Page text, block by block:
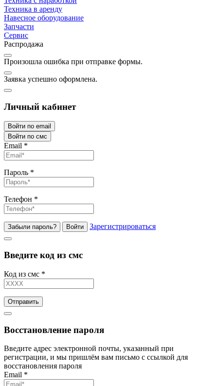
Техника в аренду
Навесное оборудование
Запчасти
Сервис
Распродажа
Произошла ошибка при отправке формы.
Заявка успешно оформлена.
Личный кабинет
Войти по email
Войти по смс
Email *
Пароль *
Телефон *
Забыли пароль? Войти Зарегистрироваться
Введите код из смс
Код из смс *
Отправить
Восстановление пароля
Введите адрес электронной почты, указанный при
регистрации, и мы пришлём вам письмо с ссылкой для
восстановления пароля
Email *